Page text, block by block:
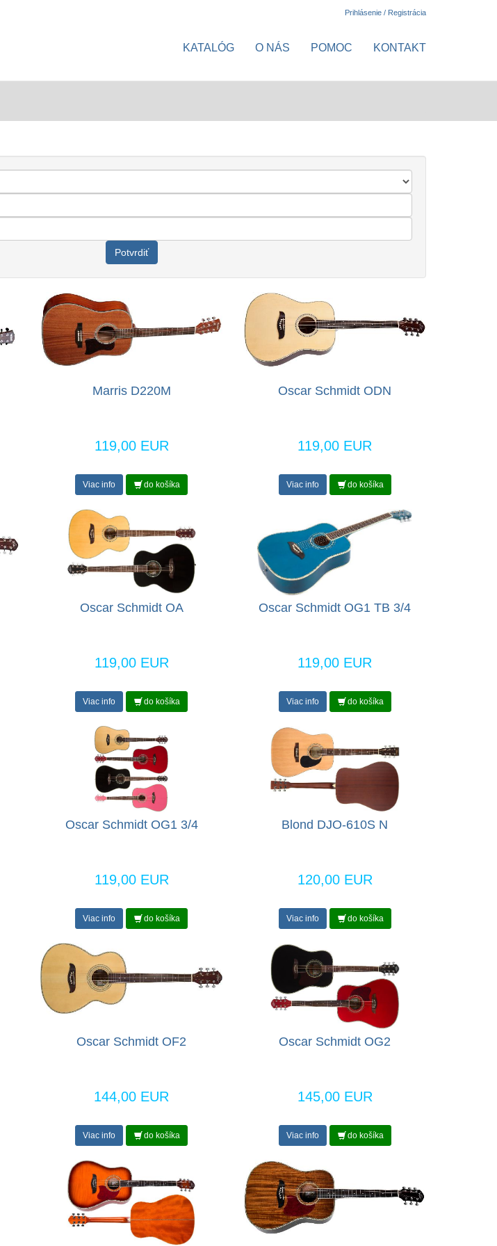
Prihlásenie / Registrácia
KATALÓG O NÁS POMOC KONTAKT
Potvrdiť
Marris D220M
119,00 EUR
Viac info do košíka
Oscar Schmidt ODN
119,00 EUR
Viac info do košíka
Oscar Schmidt OA
119,00 EUR
Viac info do košíka
Oscar Schmidt OG1 TB 3/4
119,00 EUR
Viac info do košíka
Oscar Schmidt OG1 3/4
119,00 EUR
Viac info do košíka
Blond DJO-610S N
120,00 EUR
Viac info do košíka
Oscar Schmidt OF2
144,00 EUR
Viac info do košíka
Oscar Schmidt OG2
145,00 EUR
Viac info do košíka